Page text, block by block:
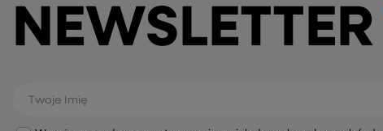
NEWSLETTER
Twoje Imię